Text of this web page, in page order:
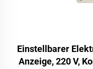
Einstellbarer
Anzeige, 220 V,